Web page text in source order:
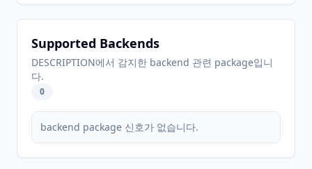
Supported Backends
DESCRIPTION에서 감지한 backend 관련 package입니
다.
0
backend package 신호가 없습니다.